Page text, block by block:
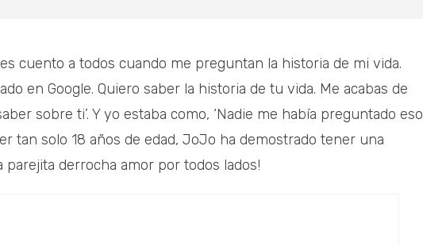
cuento a todos cuando me preguntan la historia de mi vida.
en Google. Quiero saber la historia de tu vida. Me acabas de
sobre ti’. Y yo estaba como, ‘Nadie me había preguntado eso
tan solo 18 años de edad, JoJo ha demostrado tener una
parejita derrocha amor por todos lados!